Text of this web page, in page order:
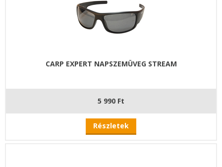
CARP EXPERT NAPSZEMÜVEG STREAM
5 990 Ft
Részletek